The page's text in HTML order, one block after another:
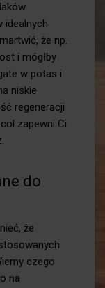
idealnych
że np.
i mógłby
w potas i
niskie
regeneracji
zapewni Ci
do
że
czego
na